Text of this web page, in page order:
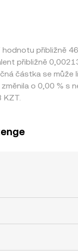
hodnotu přibližně
přibližně
částka se
o 0,00 % s
KZT.